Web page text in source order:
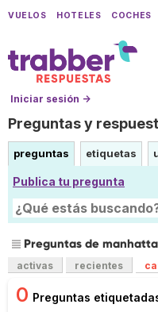
VUELOS HOTELES COCHES
Iniciar sesión →
Preguntas y
preguntas etiquetas
Publica tu pregunta
Preguntas de
activas recientes
0 Preguntas